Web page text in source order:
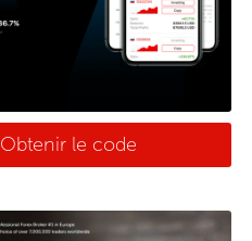
Obtenir le code